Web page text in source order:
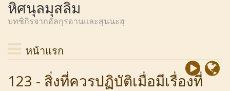
หิศนุลมุสลิม
บทซิกิรจากอัลกุรอานและสุนนะฮฺ
หน้าแรก
123 - สิ่งที่ควรปฏิบัติเมื่อมีเรื่องที่